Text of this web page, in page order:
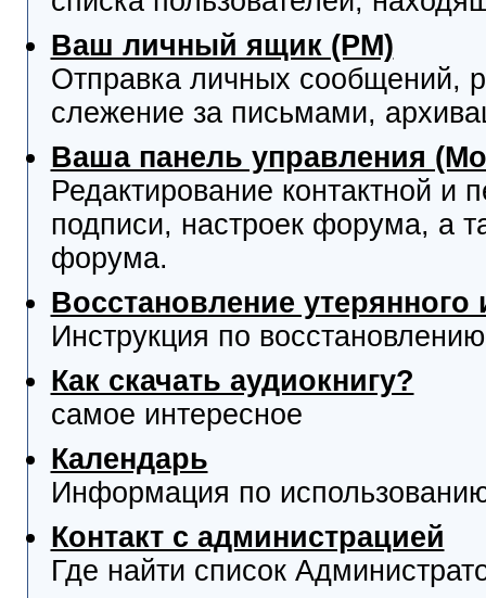
Ваш личный ящик (PM)
Отправка личных сообщений,
слежение за письмами,
Ваша панель управления
Редактирование контактной
подписи, настроек форума, а
форума.
Восстановление
Инструкция по
Как скачать аудиокнигу?
самое интересное
Календарь
Информация по
Контакт с администрацией
Где найти список